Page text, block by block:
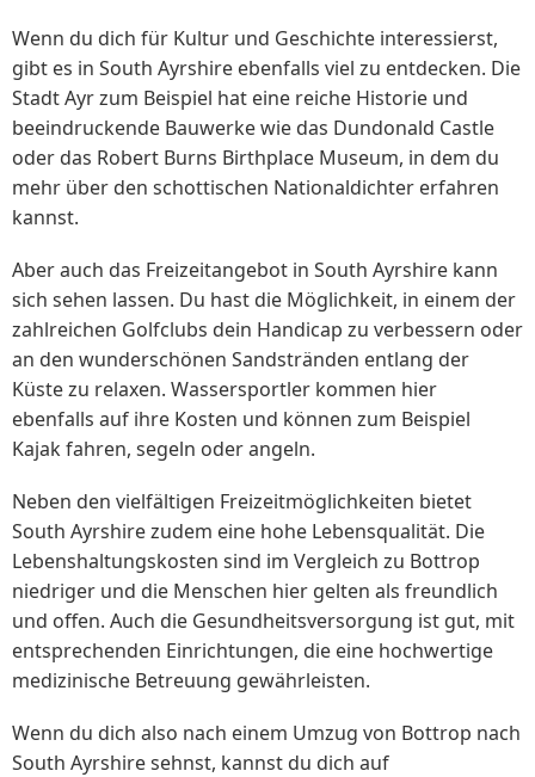
Wenn du dich für Kultur und Geschichte interessierst,
gibt es in South Ayrshire ebenfalls viel zu entdecken. Die
Stadt Ayr zum Beispiel hat eine reiche Historie und
beeindruckende Bauwerke wie das Dundonald Castle
oder das Robert Burns Birthplace Museum, in dem du
mehr über den schottischen Nationaldichter erfahren
kannst.
Aber auch das Freizeitangebot in South Ayrshire kann
sich sehen lassen. Du hast die Möglichkeit, in einem der
zahlreichen Golfclubs dein Handicap zu verbessern oder
an den wunderschönen Sandstränden entlang der
Küste zu relaxen. Wassersportler kommen hier
ebenfalls auf ihre Kosten und können zum Beispiel
Kajak fahren, segeln oder angeln.
Neben den vielfältigen Freizeitmöglichkeiten bietet
South Ayrshire zudem eine hohe Lebensqualität. Die
Lebenshaltungskosten sind im Vergleich zu Bottrop
niedriger und die Menschen hier gelten als freundlich
und offen. Auch die Gesundheitsversorgung ist gut, mit
entsprechenden Einrichtungen, die eine hochwertige
medizinische Betreuung gewährleisten.
Wenn du dich also nach einem Umzug von Bottrop nach
South Ayrshire sehnst, kannst du dich auf